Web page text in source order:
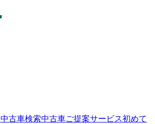
古車検索中古車ご提案サービス初めて